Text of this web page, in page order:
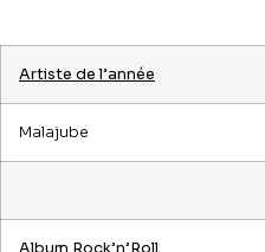
Artiste de l’année
Malajube